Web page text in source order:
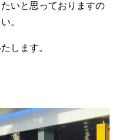
いと思っておりますの
。
します。